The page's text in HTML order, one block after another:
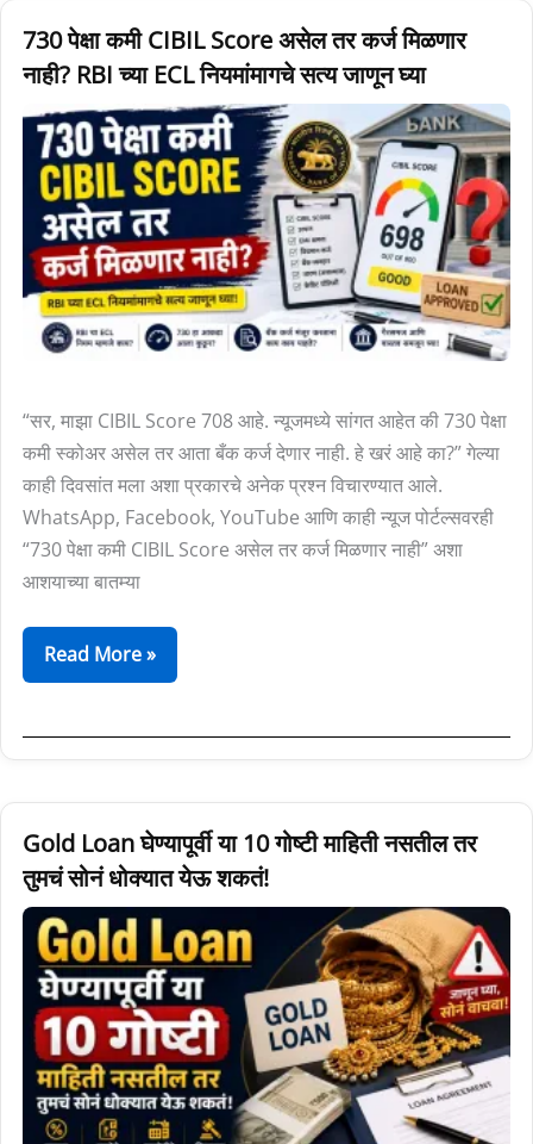
730 पेक्षा कमी CIBIL Score असेल तर कर्ज मिळणार
नाही? RBI च्या ECL नियमांमागचे सत्य जाणून घ्या
“सर, माझा CIBIL Score 708 आहे. न्यूजमध्ये सांगत आहेत की 730 पेक्षा
कमी स्कोअर असेल तर आता बँक कर्ज देणार नाही. हे खरं आहे का?” गेल्या
काही दिवसांत मला अशा प्रकारचे अनेक प्रश्न विचारण्यात आले.
WhatsApp, Facebook, YouTube आणि काही न्यूज पोर्टल्सवरही
“730 पेक्षा कमी CIBIL Score असेल तर कर्ज मिळणार नाही” अशा
आशयाच्या बातम्या
730
पेक्षा
CIBIL
Score
असेल
तर
कर्ज
मिळणार
नाही?
RBI
ECL
नियमांमागचे
सत्य
जाणून
घ्या
Read More »
Gold Loan घेण्यापूर्वी या 10 गोष्टी माहिती नसतील तर
तुमचं सोनं धोक्यात येऊ शकतं!
Gold
Loan
घेण्यापूर्वी
या
10
गोष्टी
माहिती
नसतील
तर
तुमचं